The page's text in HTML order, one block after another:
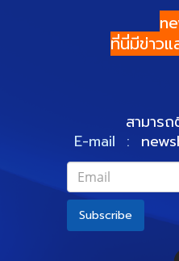
ที่นี่มีข่าวแ
สามาร
E-mail :
Subscribe